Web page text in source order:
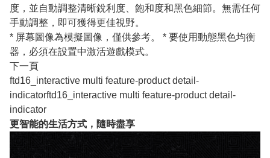
度，並自動調整清晰銳利度、飽和度和黑色細節。無需任何
手動調整，即可獲得更佳視野。
* 屏幕圖像為模擬圖像，僅供參考。 * 要使用動態黑色均衡
器，必須在設置中激活遊戲模式。
下一頁
ftd16_interactive multi feature-product detail-
indicatorftd16_interactive multi feature-product detail-
indicator
更智能的生活方式，隨時盡享